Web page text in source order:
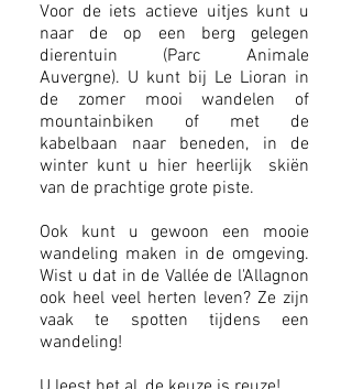
Voor de iets actieve uitjes kunt u
naar de op een berg gelegen
dierentuin (Parc Animale
Auvergne). U kunt bij Le Lioran in
de zomer mooi wandelen of
mountainbiken of met de
kabelbaan naar beneden, in de
winter kunt u hier heerlijk skiën
van de prachtige grote piste.
Ook kunt u gewoon een mooie
wandeling maken in de omgeving.
Wist u dat in de Vallée de l'Allagnon
ook heel veel herten leven? Ze zijn
vaak te spotten tijdens een
wandeling!